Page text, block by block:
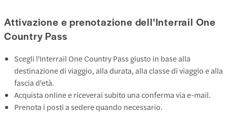
Attivazione e prenotazione dell'Interrail One
Country Pass
Scegli l'Interrail One Country Pass giusto in base alla
destinazione di viaggio, alla durata, alla classe di viaggio e alla
fascia d'età.
Acquista online e riceverai subito una conferma via e-mail.
Prenota i posti a sedere quando necessario.